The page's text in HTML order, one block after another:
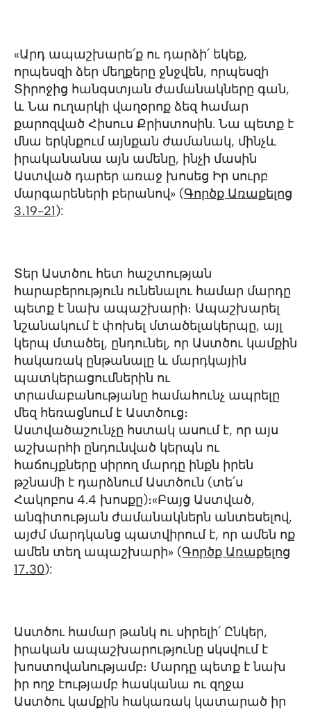
«Արդ ապաշխարե՛ք ու դարձի՛ եկեք,
որպեսզի ձեր մեղքերը ջնջվեն, որպեսզի
Տիրոջից հանգստյան ժամանակները գան,
և Նա ուղարկի վաղօրոք ձեզ համար
քարոզված Հիսուս Քրիստոսին. Նա պետք է
մնա երկնքում այնքան ժամանակ, մինչև
իրականանա այն ամենը, ինչի մասին
Աստված դարեր առաջ խոսեց Իր սուրբ
մարգարեների բերանով» (Գործք Առաքելոց
3․19-21):
Տեր Աստծու հետ հաշտության
հարաբերություն ունենալու համար մարդը
պետք է նախ ապաշխարի։ Ապաշխարել
նշանակում է փոխել մտածելակերպը, այլ
կերպ մտածել, ընդունել, որ Աստծու կամքին
հակառակ ընթանալը և մարդկային
պատկերացումներին ու
տրամաբանությանը համահունչ ապրելը
մեզ հեռացնում է Աստծուց։
Աստվածաշունչը հստակ ասում է, որ այս
աշխարհի ընդունված կերպն ու
հաճույքները սիրող մարդը ինքն իրեն
թշնամի է դարձնում Աստծուն (տե՛ս
Հակոբոս 4.4 խոսքը)։«Բայց Աստված,
անգիտության ժամանակներն անտեսելով,
այժմ մարդկանց պատվիրում է, որ ամեն ոք
ամեն տեղ ապաշխարի» (Գործք Առաքելոց
17․30):
Աստծու համար թանկ ու սիրելի՛ Ընկեր,
իրական ապաշխարությունը սկսվում է
խոստովանությամբ։ Մարդը պետք է նախ
իր ողջ էությամբ հասկանա ու զղջա
Աստծու կամքին հակառակ կատարած իր